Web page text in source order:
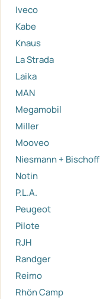
Iveco
Kabe
Knaus
La Strada
Laika
MAN
Megamobil
Miller
Mooveo
Niesmann + Bischoff
Notin
P.L.A.
Peugeot
Pilote
RJH
Randger
Reimo
Rhön Camp